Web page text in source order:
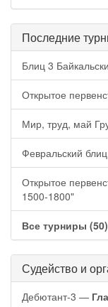
Последние
Блиц 3
Открытое
Мир, труд, май
Февральский блиц
Открытое
1500-1800"
Все турниры (50)
Судейство и
Дебютант-3 —